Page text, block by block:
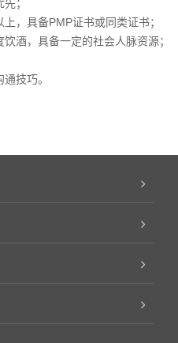
；
，具备PMP证书或同类证书；
酒，具备一定的社会人脉资源；
技巧。